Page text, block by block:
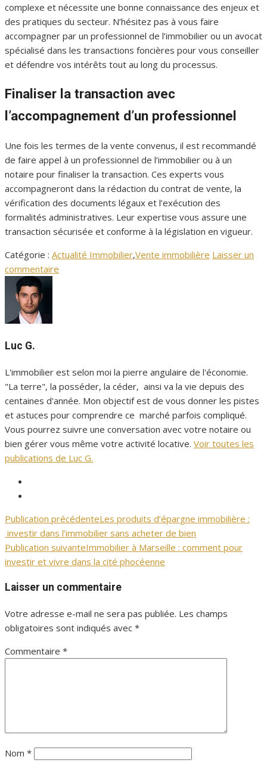
complexe et nécessite une bonne connaissance des enjeux et
des pratiques du secteur. N’hésitez pas à vous faire
accompagner par un professionnel de l’immobilier ou un avocat
spécialisé dans les transactions foncières pour vous conseiller
et défendre vos intérêts tout au long du processus.
Finaliser la transaction avec
l’accompagnement d’un professionnel
Une fois les termes de la vente convenus, il est recommandé
de faire appel à un professionnel de l’immobilier ou à un
notaire pour finaliser la transaction. Ces experts vous
accompagneront dans la rédaction du contrat de vente, la
vérification des documents légaux et l’exécution des
formalités administratives. Leur expertise vous assure une
transaction sécurisée et conforme à la législation en vigueur.
Catégorie : Actualité Immobilier,Vente immobilière Laisser un
commentaire
Luc G.
L'immobilier est selon moi la pierre angulaire de l'économie.
"La terre", la posséder, la céder, ainsi va la vie depuis des
centaines d'année. Mon objectif est de vous donner les pistes
et astuces pour comprendre ce marché parfois compliqué.
Vous pourrez suivre une conversation avec votre notaire ou
bien gérer vous même votre activité locative. Voir toutes les
publications de Luc G.
Navigation
de
l’article
Publication précédenteLes produits d’épargne immobilière :
investir dans l’immobilier sans acheter de bien
Publication suivanteImmobilier à Marseille : comment pour
investir et vivre dans la cité phocéenne
Laisser un commentaire
Votre adresse e-mail ne sera pas publiée. Les champs
obligatoires sont indiqués avec *
Commentaire *
Nom *